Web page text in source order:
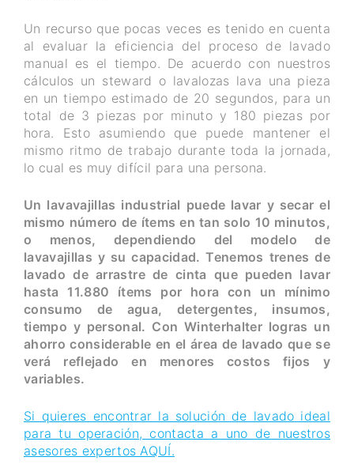
Un recurso que pocas veces es tenido en cuenta
al evaluar la eficiencia del proceso de lavado
manual es el tiempo. De acuerdo con nuestros
cálculos un steward o lavalozas lava una pieza
en un tiempo estimado de 20 segundos, para un
total de 3 piezas por minuto y 180 piezas por
hora. Esto asumiendo que puede mantener el
mismo ritmo de trabajo durante toda la jornada,
lo cual es muy difícil para una persona.
Un lavavajillas industrial puede lavar y secar el
mismo número de ítems en tan solo 10 minutos,
o menos, dependiendo del modelo de
lavavajillas y su capacidad. Tenemos trenes de
lavado de arrastre de cinta que pueden lavar
hasta 11.880 ítems por hora con un mínimo
consumo de agua, detergentes, insumos,
tiempo y personal. Con Winterhalter logras un
ahorro considerable en el área de lavado que se
verá reflejado en menores costos fijos y
variables.
Si quieres encontrar la solución de lavado ideal
para tu operación, contacta a uno de nuestros
asesores expertos AQUÍ.